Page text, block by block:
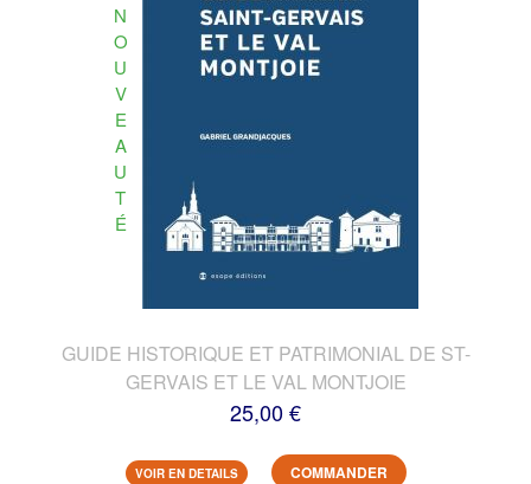
N
O
U
V
E
A
U
T
É
GUIDE HISTORIQUE ET PATRIMONIAL DE ST-
GERVAIS ET LE VAL MONTJOIE
25,00 €
VOIR EN DETAILS COMMANDER